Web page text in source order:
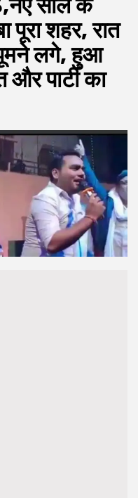
साल के
शहर, रात
लगे, हुआ
पार्टी का